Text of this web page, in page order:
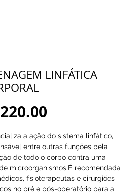
LINFÁTICA
a ação do sistema linfático,
entre outras funções pela
de todo o corpo contra uma
microorganismos.É recomendada
fisioterapeutas e cirurgiões
no pré e pós-operatório para a